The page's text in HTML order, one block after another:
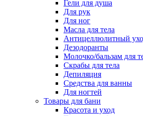
Гели для душа
Для рук
Для ног
Масла для тела
Антицеллюлитный
Дезодоранты
Молочко/бальзам для
Скрабы для тела
Депиляция
Средства для ванны
Для ногтей
Товары для бани
Красота и уход